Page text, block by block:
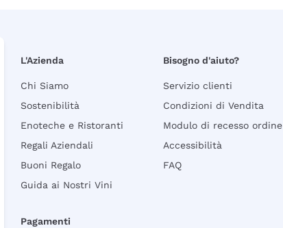
L'Azienda
Chi Siamo
Sostenibilità
Enoteche e Ristoranti
Regali Aziendali
Buoni Regalo
Guida ai Nostri Vini
Bisogno d'aiuto?
Servizio clienti
Condizioni di Vendita
Modulo di recesso ordine
Accessibilità
FAQ
Pagamenti